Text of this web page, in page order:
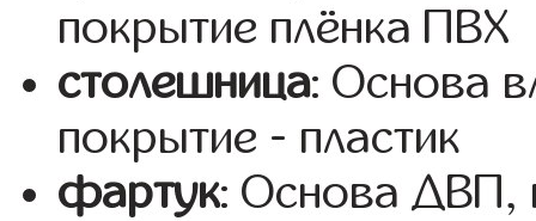
покрытие плёнка ПВХ
столешница: Основа
покрытие - пластик
фартук: Основа ДВП,